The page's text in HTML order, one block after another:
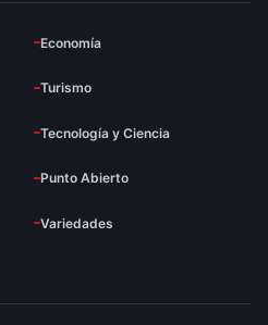
Economía
Turismo
Tecnología y Ciencia
Punto Abierto
Variedades